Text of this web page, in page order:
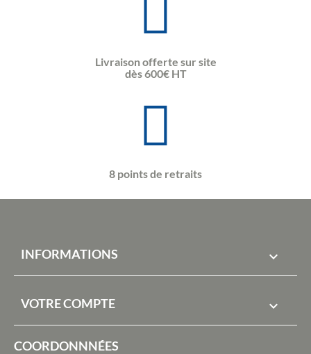
Livraison offerte sur site
dès 600€ HT
8 points de retraits
INFORMATIONS 
VOTRE COMPTE 
COORDONNNÉES